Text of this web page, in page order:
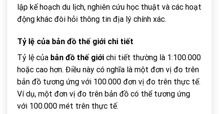
lập kế hoạch du lịch, nghiên cứu học thuật và các hoạt
động khác đòi hỏi thông tin địa lý chính xác.
Tỷ lệ của bản đồ thế giới chi tiết
Tỷ lệ của bản đồ thế giới chi tiết thường là 1:100.000
hoặc cao hơn. Điều này có nghĩa là một đơn vị đo trên
bản đồ tương ứng với 100.000 đơn vị đo trên thực tế.
Ví dụ, một đơn vị đo trên bản đồ có thể tương ứng
với 100.000 mét trên thực tế.